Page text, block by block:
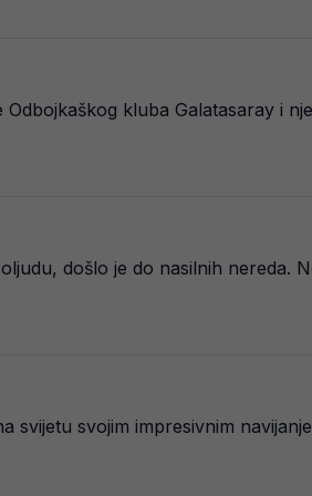
kluba Galatasaray i
došlo je do nasilnih nereda.
svijetu svojim impresivnim